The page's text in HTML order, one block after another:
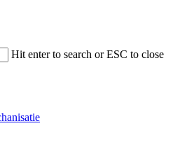
Hit enter to search or ESC to close